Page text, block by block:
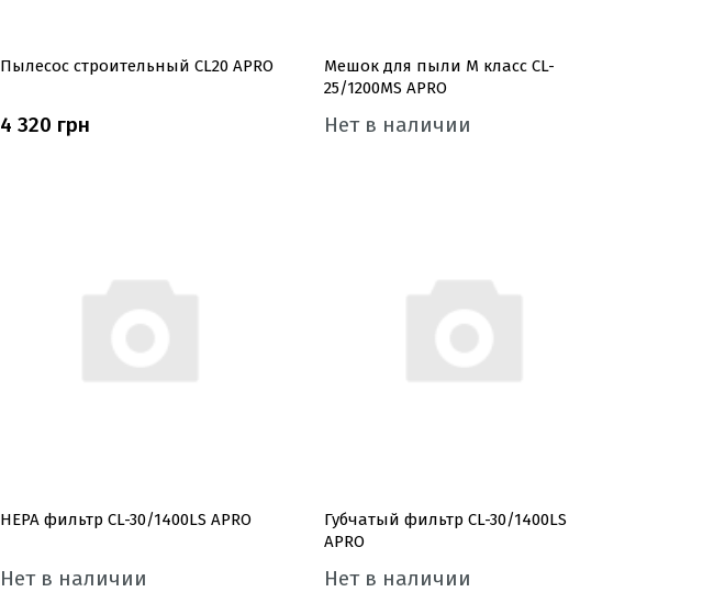
Пылесос строительный CL20 APRO
4 320 грн
Мешок для пыли M класс CL-
25/1200MS APRO
Нет в наличии
HEPA фильтр CL-30/1400LS APRO
Нет в наличии
Губчатый фильтр CL-30/1400LS
APRO
Нет в наличии